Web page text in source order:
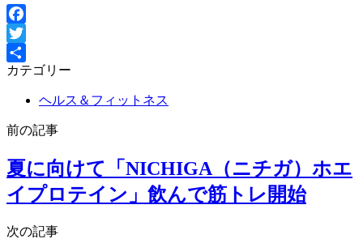
Facebook
Twitter
共
カテゴリー
ヘルス＆フィットネス
前の記事
夏に向けて「NICHIGA（ニチガ）ホエ
イプロテイン」飲んで筋トレ開始
次の記事